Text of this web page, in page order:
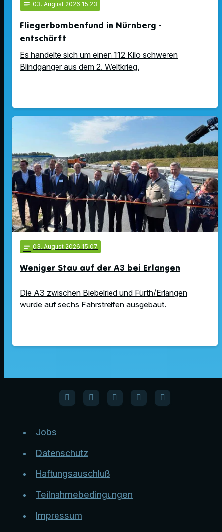
notes 03. August 2026 15:23
Fliegerbombenfund in Nürnberg -
entschärft
Es handelte sich um einen 112 Kilo schweren
Blindgänger aus dem 2. Weltkrieg.
notes 03. August 2026 15:07
Weniger Stau auf der A3 bei Erlangen
Die A3 zwischen Biebelried und Fürth/Erlangen
wurde auf sechs Fahrstreifen ausgebaut.
Jobs
Datenschutz
Haftungsauschluß
Teilnahmebedingungen
Impressum